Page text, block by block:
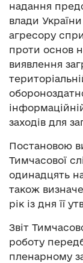
надання
влади
агресору
проти основ
виявлення
заходів для
Постановою
Тимчасової
одинадцять
також
рік із дня її
Звіт
роботу
пленарному